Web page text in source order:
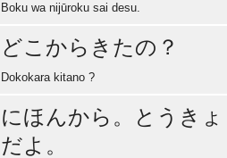
Boku wa nijūroku sai desu.
どこからきたの？
Dokokara kitano ?
にほんから。とうき
だよ。